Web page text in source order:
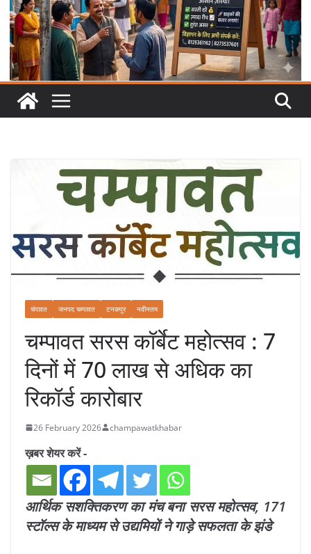
चंपावत जनपद चम्पावत टनकपुर नवीनतम
चम्पावत सरस कॉर्बेट महोत्सव : 7
दिनों में 70 लाख से अधिक का
रिकॉर्ड कारोबार
26 February 2026 champawatkhabar
ख़बर शेयर करें -
आर्थिक सशक्तिकरण का मंच बना सरस महोत्सव, 171
स्टॉल्स के माध्यम से उद्यमियों ने गाड़े सफलता के झंडे